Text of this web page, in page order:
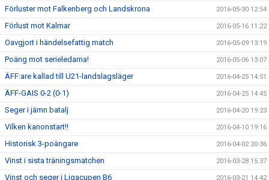
Förluster mot Falkenberg och Landskrona 2016-05-30 12:54
Förlust mot Kalmar 2016-05-16 11:22
Oavgjort i händelsefattig match 2016-05-09 13:19
Poäng mot serieledarna! 2016-05-06 13:07
ÄFF:are kallad till U21-landslagsläger 2016-04-25 14:51
ÄFF-GAIS 0-2 (0-1) 2016-04-25 14:45
Seger i jämn batalj 2016-04-20 19:23
Vilken kanonstart!! 2016-04-10 19:16
Historisk 3-poängare 2016-04-02 20:36
Vinst i sista träningsmatchen 2016-03-28 15:37
Vinst och seger i Ligacupen B6 2016-03-21 14:42